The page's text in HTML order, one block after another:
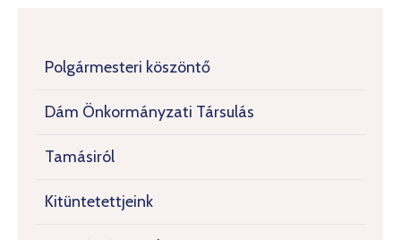
Polgármesteri köszöntő
Dám Önkormányzati Társulás
Tamásiról
Kitüntetettjeink